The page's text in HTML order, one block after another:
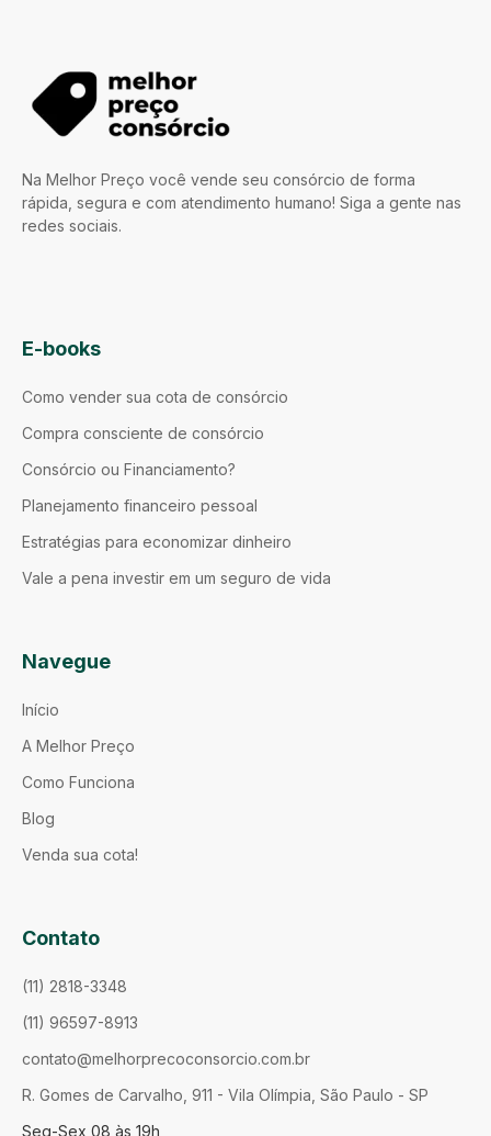
Na Melhor Preço você vende seu consórcio de forma
rápida, segura e com atendimento humano! Siga a gente nas
redes sociais.
E-books
Como vender sua cota de consórcio
Compra consciente de consórcio
Consórcio ou Financiamento?
Planejamento financeiro pessoal
Estratégias para economizar dinheiro
Vale a pena investir em um seguro de vida
Navegue
Início
A Melhor Preço
Como Funciona
Blog
Venda sua cota!
Contato
(11) 2818-3348
(11) 96597-8913
contato@melhorprecoconsorcio.com.br
R. Gomes de Carvalho, 911 - Vila Olímpia, São Paulo - SP
Seg-Sex 08 às 19h